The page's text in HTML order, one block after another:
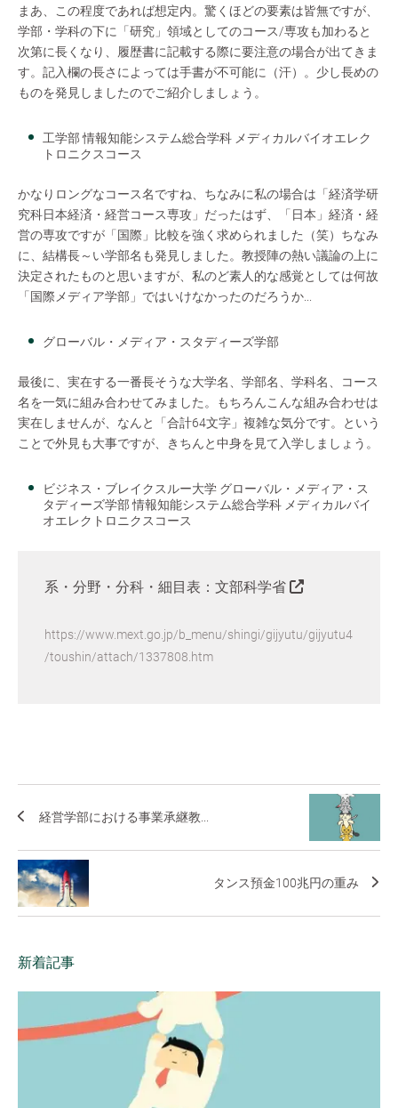
まあ、この程度であれば想定内。驚くほどの要素は皆無ですが、
学部・学科の下に「研究」領域としてのコース/専攻も加わると
次第に長くなり、履歴書に記載する際に要注意の場合が出てきま
す。記入欄の長さによっては手書が不可能に（汗）。少し長めの
ものを発見しましたのでご紹介しましょう。
工学部 情報知能システム総合学科 メディカルバイオエレク
トロニクスコース
かなりロングなコース名ですね、ちなみに私の場合は「経済学研
究科日本経済・経営コース専攻」だったはず、「日本」経済・経
営の専攻ですが「国際」比較を強く求められました（笑）ちなみ
に、結構長～い学部名も発見しました。教授陣の熱い議論の上に
決定されたものと思いますが、私のど素人的な感覚としては何故
「国際メディア学部」ではいけなかったのだろうか...
グローバル・メディア・スタディーズ学部
最後に、実在する一番長そうな大学名、学部名、学科名、コース
名を一気に組み合わせてみました。もちろんこんな組み合わせは
実在しませんが、なんと「合計64文字」複雑な気分です。という
ことで外見も大事ですが、きちんと中身を見て入学しましょう。
ビジネス・ブレイクスルー大学 グローバル・メディア・ス
タディーズ学部 情報知能システム総合学科 メディカルバイ
オエレクトロニクスコース
系・分野・分科・細目表：文部科学省
https://www.mext.go.jp/b_menu/shingi/gijyutu/gijyutu4
/toushin/attach/1337808.htm
経営学部における事業承継教...
タンス預金100兆円の重み
新着記事